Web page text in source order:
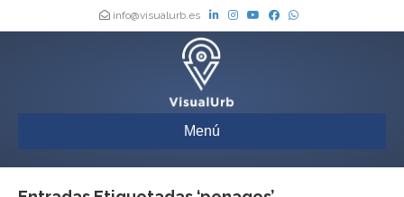
info@visualurb.es
Menú